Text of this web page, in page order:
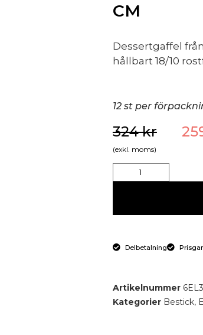
CM
Dessertgaffel
hållbart 18/10
12 st per
324kr
(exkl. moms)
Delbetalning
Artikelnummer
Kategorier Bestick,